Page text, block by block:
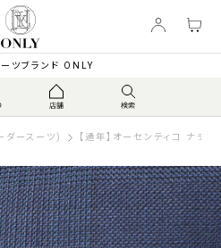
ツブランド ONLY
ダースーツ) 【通年】オーセンティコ ナチ